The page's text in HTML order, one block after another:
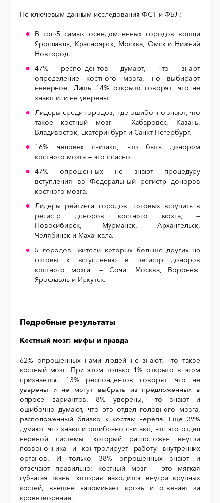
По ключевым данным исследования ФСТ и ФБЛ:
В топ-5 самых осведомленных городов вошли
Ярославль, Красноярск, Москва, Омск и Нижний
Новгород.
47% респондентов думают, что знают
определение костного мозга, но выбирают
неверное. Лишь 14% открыто говорят, что не
знают или не уверены.
Лидеры среди городов, где ошибочно знают, что
такое костный мозг — Хабаровск, Казань,
Владивосток, Екатеринбург и Санкт-Петербург.
16% человек считают, что быть донором
костного мозга — это опасно.
47% опрошенных не знают процедуру
вступления во Федеральный регистр доноров
костного мозга.
Лидеры рейтинга городов, готовых вступить в
регистр доноров костного мозга, —
Новосибирск, Мурманск, Архангельск,
Челябинск и Махачкала.
5 городов, жители которых больше других не
готовы к вступлению в регистр доноров
костного мозга, — Сочи, Москва, Воронеж,
Ярославль и Иркутск.
Подробные результаты
Костный мозг: мифы и правда
62% опрошенных нами людей не знают, что такое
костный мозг. При этом только 1% открыто в этом
признается. 13% респондентов говорят, что не
уверены и не могут выбрать из предложенных в
опросе вариантов. 8% уверены, что знают и
ошибочно думают, что это отдел головного мозга,
расположенный близко к костям черепа. Еще 39%
думают, что знают и ошибочно считают, что это отдел
нервной системы, который расположен внутри
позвоночника и контролирует работу внутренних
органов. И только 38% опрошенных знают и
отвечают правильно: костный мозг — это мягкая
губчатая ткань, которая находится внутри крупных
костей, внешне напоминает кровь и отвечает за
кроветворение.